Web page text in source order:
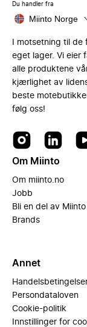
Du handler fra
Miinto Norge
I motsetning til
eget lager. Vi eier
alle produktene
kjærlighet av
beste
følg oss!
Om Miinto
Om miinto.no
Jobb
Bli en del av Miinto
Brands
Annet
Persondataloven
Cookie-politik
Innstillinger for